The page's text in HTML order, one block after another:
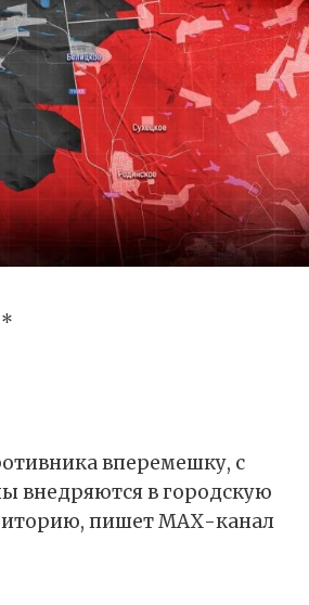
вперемешку, с
внедряются в городскую
пишет МАХ-канал